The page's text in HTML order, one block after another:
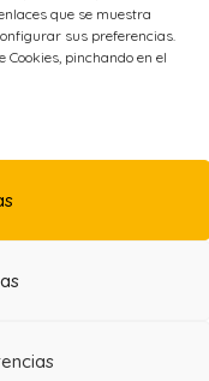
que se muestra
sus preferencias.
pinchando en el